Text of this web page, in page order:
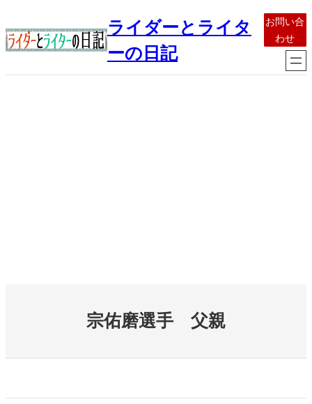
容
を
ライダーとライタ
ーの日記
お問い合
わせ
宗佑磨選手 父親